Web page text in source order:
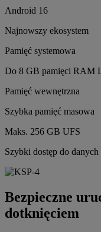
Android 16
Najnowszy ekosystem
Pamięć systemowa
Do 8 GB pamięci RAM
Pamięć wewnętrzna
Szybka pamięć masowa
Maks. 256 GB UFS
Szybki dostęp do danych
Bezpieczne
dotknięciem